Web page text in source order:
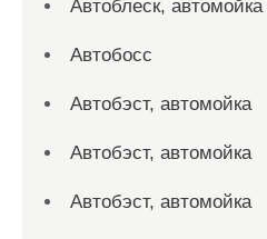
Автоблеск, автомойка
Автобосс
Автобэст, автомойка
Автобэст, автомойка
Автобэст, автомойка